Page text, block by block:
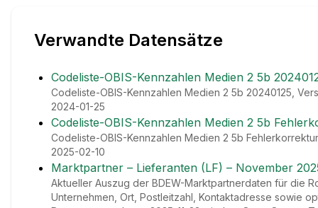
Verwandte Datensätze
Codeliste-OBIS-Kennzahlen Medien 2 5b
Codeliste-OBIS-Kennzahlen Medien 2 5b 20240125,
2024-01-25
Codeliste-OBIS-Kennzahlen Medien 2 5b
Codeliste-OBIS-Kennzahlen Medien 2 5b
2025-02-10
Marktpartner – Lieferanten (LF) – November
Aktueller Auszug der BDEW-Marktpartnerdaten für die
Unternehmen, Ort, Postleitzahl, Kontaktadresse sowie